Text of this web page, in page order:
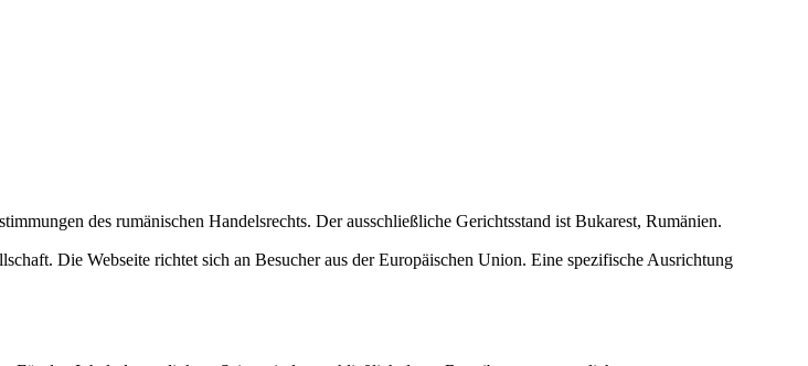
des rumänischen Handelsrechts. Der ausschließliche Gerichtsstand ist Bukarest, Rumänien.
Die Webseite richtet sich an Besucher aus der Europäischen Union. Eine spezifische Ausrichtung